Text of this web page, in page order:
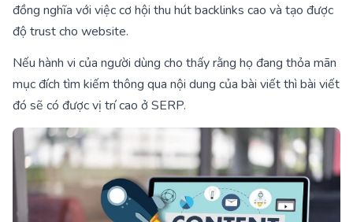
đồng nghĩa với việc cơ hội thu hút backlinks cao và tạo được
độ trust cho website.
Nếu hành vi của người dùng cho thấy rằng họ đang thỏa mãn
mục đích tìm kiếm thông qua nội dung của bài viết thì bài viết
đó sẽ có được vị trí cao ở SERP.